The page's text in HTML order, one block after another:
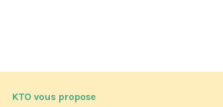
KTO vous propose